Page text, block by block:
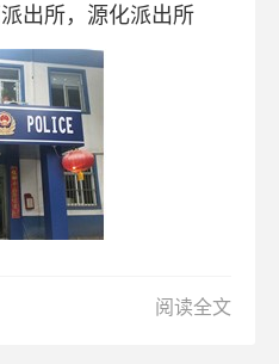
出所，源化派出所
阅读全文